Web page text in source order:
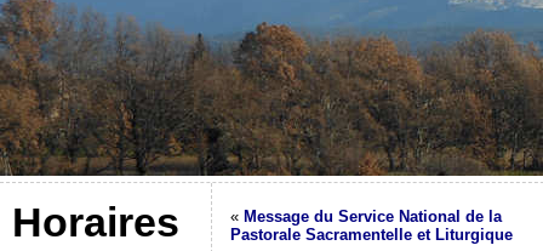
Horaires
« Message du Service National de la
Pastorale Sacramentelle et Liturgique